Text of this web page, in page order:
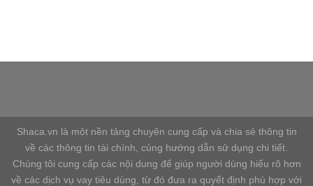
Shaca.vn là một nền tảng chuyên cung cấp và chia sẻ thông tin
về các thông tin tài chính, cùng hướng dẫn sử dụng chi tiết.
Chúng tôi cung cấp các nội dung để giúp người dùng hiểu rõ hơn
về các dịch vụ vay tiêu dùng, từ đó đưa ra quyết định phù hợp với